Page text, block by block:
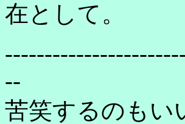
在として。
--
苦笑するのも